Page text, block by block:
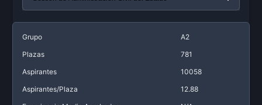
Grupo
A2
Plazas
781
Aspirantes
10058
Aspirantes/Plaza
12.88